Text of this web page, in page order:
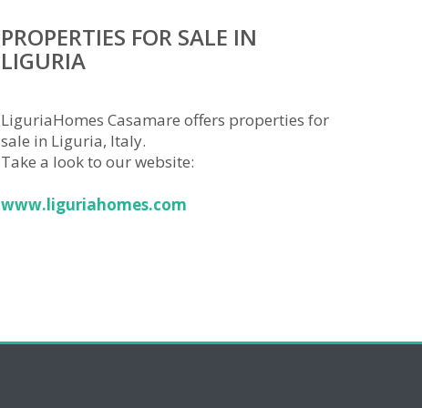
PROPERTIES FOR SALE IN
LIGURIA
LiguriaHomes Casamare offers properties for
sale in Liguria, Italy.
Take a look to our website:
www.liguriahomes.com